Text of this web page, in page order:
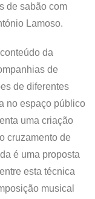
de sabão com
Lamoso.
da
de
de diferentes
no espaço público
uma criação
cruzamento de
é uma proposta
esta técnica
musical